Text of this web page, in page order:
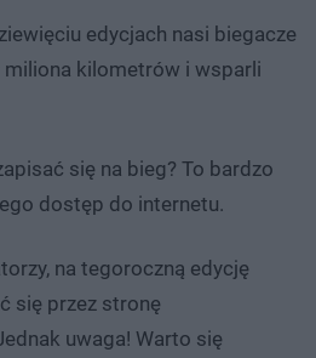
edycjach nasi biegacze
miliona kilometrów i wsparli
się na bieg? To bardzo
dostęp do internetu.
na tegoroczną edycję
się przez stronę
uwaga! Warto się